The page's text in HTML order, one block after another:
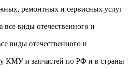
ремонтных и сервисных услуг
виды отечественного и